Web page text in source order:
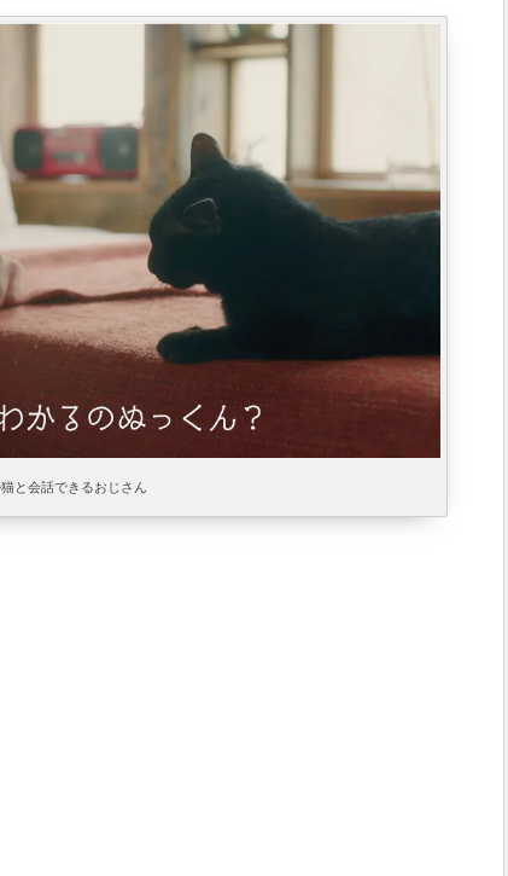
と会話できるおじさん